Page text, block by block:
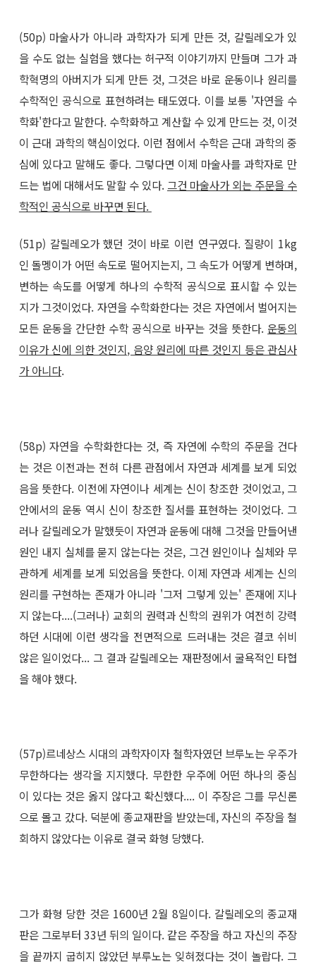
(50p) 마술사가 아니라 과학자가 되게 만든 것, 갈릴레오가 있
을 수도 없는 실험을 했다는 허구적 이야기까지 만들며 그가 과
학혁명의 아버지가 되게 만든 것, 그것은 바로 운동이나 원리를
수학적인 공식으로 표현하려는 태도였다. 이를 보통 '자연을 수
학화'한다고 말한다. 수학화하고 계산할 수 있게 만드는 것, 이것
이 근대 과학의 핵심이었다. 이런 점에서 수학은 근대 과학의 중
심에 있다고 말해도 좋다. 그렇다면 이제 마술사를 과학자로 만
드는 법에 대해서도 말할 수 있다. 그건 마술사가 외는 주문을 수
학적인 공식으로 바꾸면 된다.
(51p) 갈릴레오가 했던 것이 바로 이런 연구였다. 질량이 1kg
인 돌멩이가 어떤 속도로 떨어지는지, 그 속도가 어떻게 변하며,
변하는 속도를 어떻게 하나의 수학적 공식으로 표시할 수 있는
지가 그것이었다. 자연을 수학화한다는 것은 자연에서 벌어지는
모든 운동을 간단한 수학 공식으로 바꾸는 것을 뜻한다. 운동의
이유가 신에 의한 것인지, 음양 원리에 따른 것인지 등은 관심사
가 아니다.
(58p) 자연을 수학화한다는 것, 즉 자연에 수학의 주문을 건다
는 것은 이전과는 전혀 다른 관점에서 자연과 세계를 보게 되었
음을 뜻한다. 이전에 자연이나 세계는 신이 창조한 것이었고, 그
안에서의 운동 역시 신이 창조한 질서를 표현하는 것이었다. 그
러나 갈릴레오가 말했듯이 자연과 운동에 대해 그것을 만들어낸
원인 내지 실체를 묻지 않는다는 것은, 그건 원인이나 실체와 무
관하게 세계를 보게 되었음을 뜻한다. 이제 자연과 세계는 신의
원리를 구현하는 존재가 아니라 '그저 그렇게 있는' 존재에 지나
지 않는다....(그러나) 교회의 권력과 신학의 권위가 여전히 강력
하던 시대에 이런 생각을 전면적으로 드러내는 것은 결코 쉬비
않은 일이었다... 그 결과 갈릴레오는 재판정에서 굴욕적인 타협
을 해야 했다.
(57p)르네상스 시대의 과학자이자 철학자였던 브루노는 우주가
무한하다는 생각을 지지했다. 무한한 우주에 어떤 하나의 중심
이 있다는 것은 옳지 않다고 확신했다.... 이 주장은 그를 무신론
으로 몰고 갔다. 덕분에 종교재판을 받았는데, 자신의 주장을 철
회하지 않았다는 이유로 결국 화형 당했다.
그가 화형 당한 것은 1600년 2월 8일이다. 갈릴레오의 종교재
판은 그로부터 33년 뒤의 일이다. 같은 주장을 하고 자신의 주장
을 끝까지 굽히지 않았던 부루노는 잊혀졌다는 것이 놀랍다. 그